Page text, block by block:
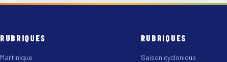
RUBRIQUES
Martinique
RUBRIQUES
Saison cyclonique